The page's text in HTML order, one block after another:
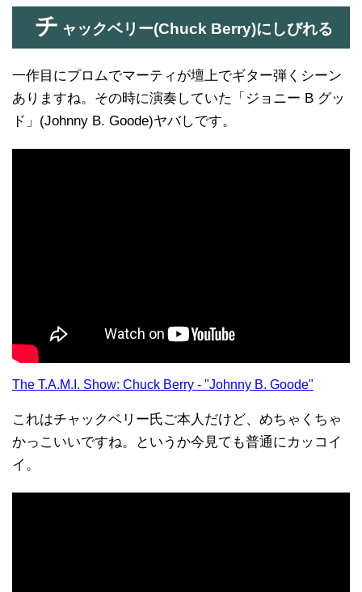
チ ャックベリー(Chuck Berry)にしびれる
一作目にプロムでマーティが壇上でギター弾くシーン
ありますね。その時に演奏していた「ジョニー B グッ
ド」(Johnny B. Goode)ヤバしです。
The T.A.M.I. Show: Chuck Berry - "Johnny B. Goode"
これはチャックベリー氏ご本人だけど、めちゃくちゃ
かっこいいですね。というか今見ても普通にカッコイ
イ。